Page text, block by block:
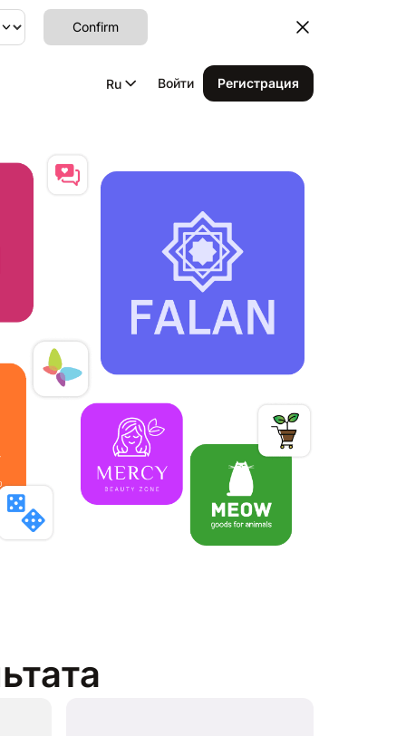
Confirm
Ru Войти Регистрация